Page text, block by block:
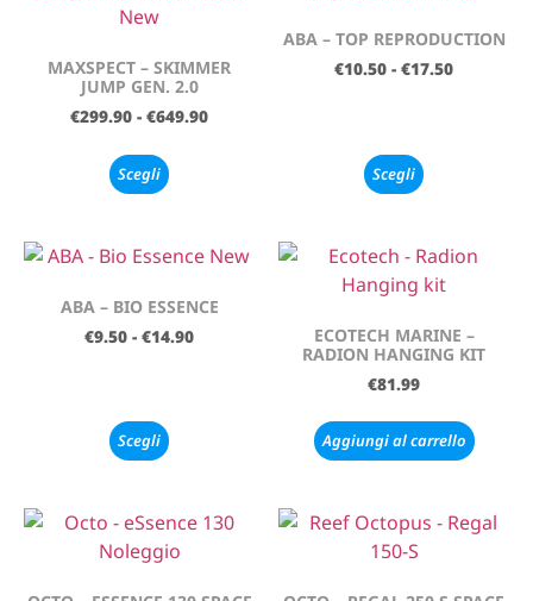
MAXSPECT – SKIMMER
JUMP GEN. 2.0
€299.90 - €649.90
Scegli
ABA – TOP REPRODUCTION
€10.50 - €17.50
Scegli
ABA – BIO ESSENCE
€9.50 - €14.90
Scegli
ECOTECH MARINE –
RADION HANGING KIT
€81.99
Aggiungi al carrello